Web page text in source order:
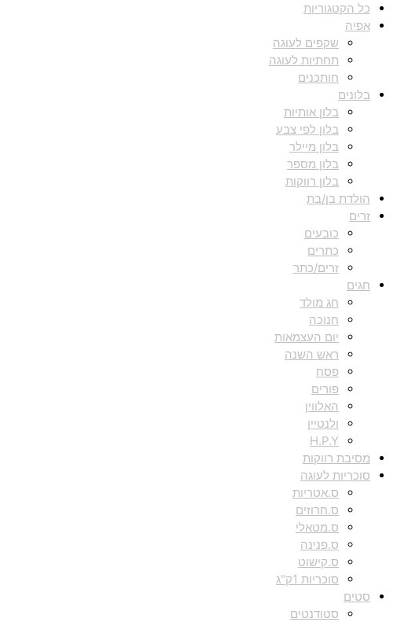
כל הקטגוריות
אפיה
שקפים לעוגה
תחתיות לעוגה
חותכנים
בלונים
בלון אותיות
בלון לפי צבע
בלון מיילר
בלון מספר
בלון רווקות
הולדת בן/בת
זרים
כובעים
כתרים
זרים/כתר
חגים
חג מולד
חנוכה
יום העצמאות
ראש השנה
פסח
פורים
האלווין
ולנטיין
H.P.Y
מסיבת רווקות
סוכריות לעוגה
ס.אטריות
ס.חרוזים
ס.מטאלי
ס.פנינה
ס.קישוט
סוכריות 1ק"ג
סטים
סטודנטים